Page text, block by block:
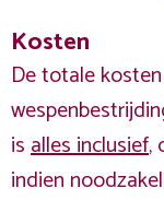
Kosten
De totale
isalles inclusief,
indien